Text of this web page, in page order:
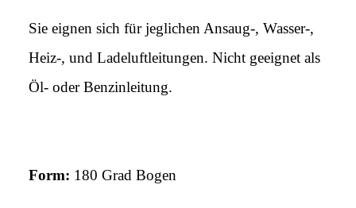
Sie eignen sich für jeglichen Ansaug-, Wasser-,
Heiz-, und Ladeluftleitungen. Nicht geeignet als
Öl- oder Benzinleitung.
Form: 180 Grad Bogen